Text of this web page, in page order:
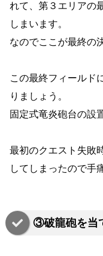
れて、第３エリアの
しまいます。
なのでここが最終の
この最終フィールド
りましょう。
固定式竜炎砲台の設
最初のクエスト失敗
してしまったので手
③破龍砲を当